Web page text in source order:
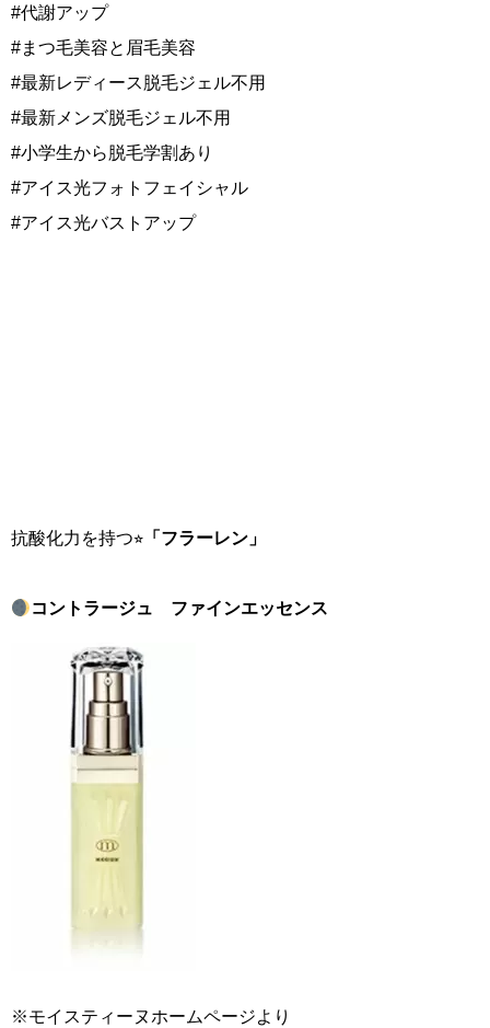
#代謝アップ
#まつ毛美容と眉毛美容
#最新レディース脱毛ジェル不用
#最新メンズ脱毛ジェル不用
#小学生から脱毛学割あり
#アイス光フォトフェイシャル
#アイス光バストアップ
抗酸化力を持つ⭐︎ 「フラーレン」
コントラージュ ファインエッセンス
※モイスティーヌホームページより